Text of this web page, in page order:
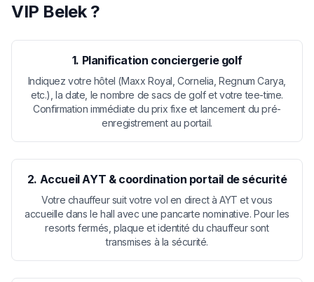
VIP Belek ?
1. Planification conciergerie golf
Indiquez votre hôtel (Maxx Royal, Cornelia, Regnum Carya,
etc.), la date, le nombre de sacs de golf et votre tee-time.
Confirmation immédiate du prix fixe et lancement du pré-
enregistrement au portail.
2. Accueil AYT & coordination portail de sécurité
Votre chauffeur suit votre vol en direct à AYT et vous
accueille dans le hall avec une pancarte nominative. Pour les
resorts fermés, plaque et identité du chauffeur sont
transmises à la sécurité.